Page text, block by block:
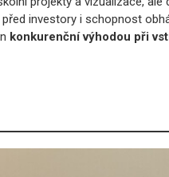
investory i schopnost
konkurenční výhodou při